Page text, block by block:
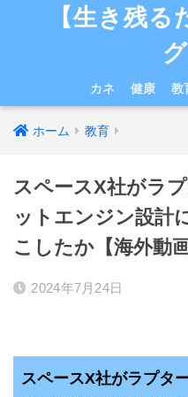
【生き残る
カネ 健康 教
ホーム 教育
スペースX社がラ
ットエンジン設計
こしたか【海外動
2024年7月24日
スペースX社がラプタ